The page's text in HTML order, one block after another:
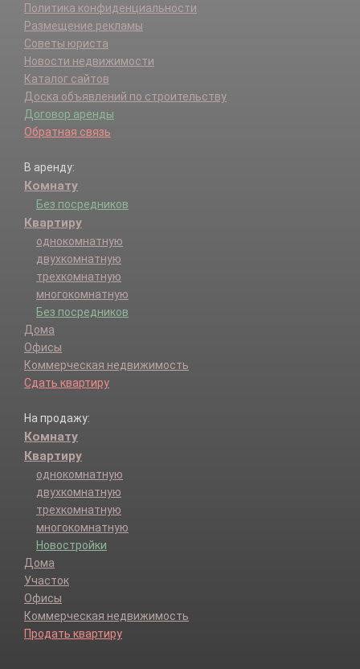
Политика конфиденциальности
Размещение рекламы
Советы юриста
Новости недвижимости
Каталог сайтов
Доска объявлений по строительству
Договор аренды
Обратная связь
В аренду:
Комнату
Без посредников
Квартиру
однокомнатную
двухкомнатную
трехкомнатную
многокомнатную
Без посредников
Дома
Офисы
Коммерческая недвижимость
Сдать квартиру
На продажу:
Комнату
Квартиру
однокомнатную
двухкомнатную
трехкомнатную
многокомнатную
Новостройки
Дома
Участок
Офисы
Коммерческая недвижимость
Продать квартиру